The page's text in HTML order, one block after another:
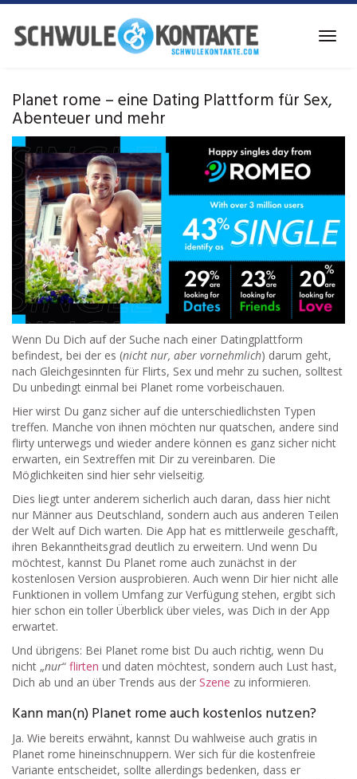
Skip
main
Planet rome – eine Dating Plattform für Sex,
Abenteuer und mehr
Wenn Du Dich auf der Suche nach einer Datingplattform
befindest, bei der es (nicht nur, aber vornehmlich) darum geht,
nach Gleichgesinnten für Flirts, Sex und mehr zu suchen, solltest
Du unbedingt einmal bei Planet rome vorbeischauen.
Hier wirst Du ganz sicher auf die unterschiedlichsten Typen
treffen. Manche von ihnen möchten nur quatschen, andere sind
flirty unterwegs und wieder andere können es ganz sicher nicht
erwarten, ein Sextreffen mit Dir zu vereinbaren. Die
Möglichkeiten sind hier sehr vielseitig.
Dies liegt unter anderem sicherlich auch daran, dass hier nicht
nur Männer aus Deutschland, sondern auch aus anderen Teilen
der Welt auf Dich warten. Die App hat es mittlerweile geschafft,
ihren Bekanntheitsgrad deutlich zu erweitern. Und wenn Du
möchtest, kannst Du Planet rome auch zunächst in der
kostenlosen Version ausprobieren. Auch wenn Dir hier nicht alle
Funktionen in vollem Umfang zur Verfügung stehen, ergibt sich
hier schon ein toller Überblick über vieles, was Dich in der App
erwartet.
Und übrigens: Bei Planet rome bist Du auch richtig, wenn Du
nicht „nur“ flirten und daten möchtest, sondern auch Lust hast,
Dich ab und an über Trends aus der Szene zu informieren.
Kann man(n) Planet rome auch kostenlos nutzen?
Ja. Wie bereits erwähnt, kannst Du wahlweise auch gratis in
Planet rome hineinschnuppern. Wer sich für die kostenfreie
Variante entscheidet, sollte allerdings bedenken, dass er